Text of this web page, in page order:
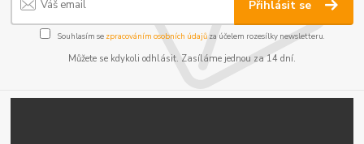
Přihlásit se
Souhlasím se zpracováním osobních údajůza účelem rozesílky newsletteru.
Můžete se kdykoli odhlásit. Zasíláme jednou za 14 dní.